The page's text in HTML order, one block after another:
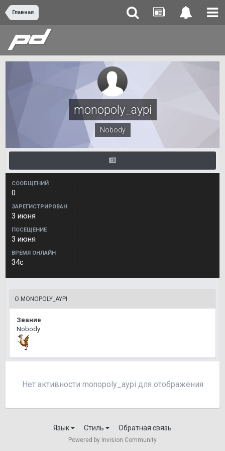
Главная
monopoly_aypi
Nobody
СООБЩЕНИЙ
0
ЗАРЕГИСТРИРОВАН
3 июня
ПОСЕЩЕНИЕ
3 июня
ВРЕМЯ ОНЛАЙН
34с
О MONOPOLY_AYPI
Звание
Nobody
Нет активности monopoly_aypi для отображения
Язык Стиль Обратная связь
Powered by Invision Community